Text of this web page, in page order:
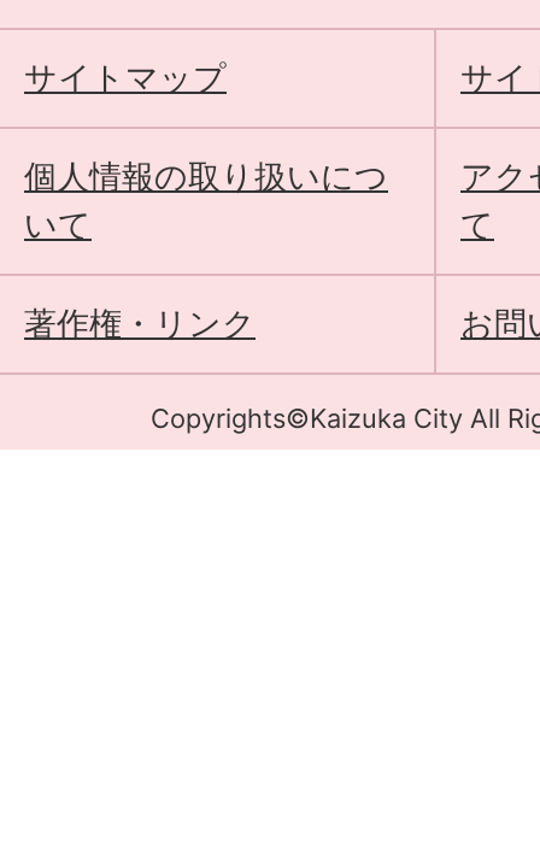
サイトマップ サイ
個人情報の取り扱いにつ
いて
アク
て
著作権・リンク お問
Copyrights©Kaizuka City All